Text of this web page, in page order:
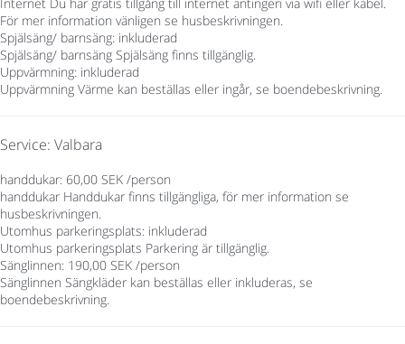
Internet Du har gratis tillgång till internet antingen via wifi eller kabel.
För mer information vänligen se husbeskrivningen.
Spjälsäng/ barnsäng: inkluderad
Spjälsäng/ barnsäng Spjälsäng finns tillgänglig.
Uppvärmning: inkluderad
Uppvärmning Värme kan beställas eller ingår, se boendebeskrivning.
Service: Valbara
handdukar: 60,00 SEK /person
handdukar Handdukar finns tillgängliga, för mer information se
husbeskrivningen.
Utomhus parkeringsplats: inkluderad
Utomhus parkeringsplats Parkering är tillgänglig.
Sänglinnen: 190,00 SEK /person
Sänglinnen Sängkläder kan beställas eller inkluderas, se
boendebeskrivning.